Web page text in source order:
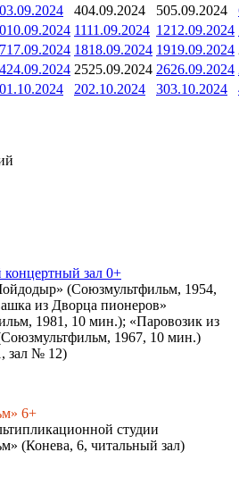
03.09.2024 404.09.2024 505.09.2024
10.09.2024 1111.09.2024 1212.09.2024
17.09.2024 1818.09.2024 1919.09.2024
24.09.2024 2525.09.2024 2626.09.2024
01.10.2024 202.10.2024 303.10.2024
зал 0+
(Союзмультфильм, 1954,
из Дворца пионеров»
1981, 10 мин.); «Паровозик из
1967, 10 мин.)
зал № 12)
6+
студии
(Конева, 6, читальный зал)